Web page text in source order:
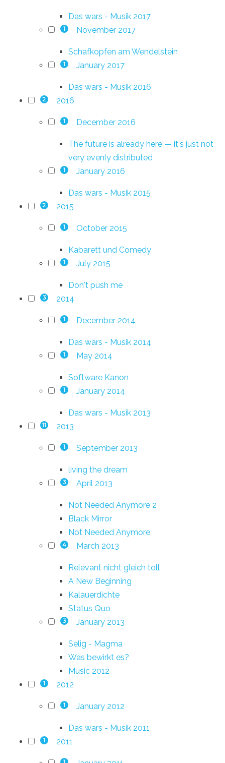
Das wars - Musik 2017
1 November 2017
Schafkopfen am Wendelstein
1 January 2017
Das wars - Musik 2016
2 2016
1 December 2016
The future is already here — it's just not
very evenly distributed
1 January 2016
Das wars - Musik 2015
2 2015
1 October 2015
Kabarett und Comedy
1 July 2015
Don't push me
3 2014
1 December 2014
Das wars - Musik 2014
1 May 2014
Software Kanon
1 January 2014
Das wars - Musik 2013
11 2013
1 September 2013
living the dream
3 April 2013
Not Needed Anymore 2
Black Mirror
Not Needed Anymore
4 March 2013
Relevant nicht gleich toll
A New Beginning
Kalauerdichte
Status Quo
3 January 2013
Selig - Magma
Was bewirkt es?
Music 2012
1 2012
1 January 2012
Das wars - Musik 2011
1 2011